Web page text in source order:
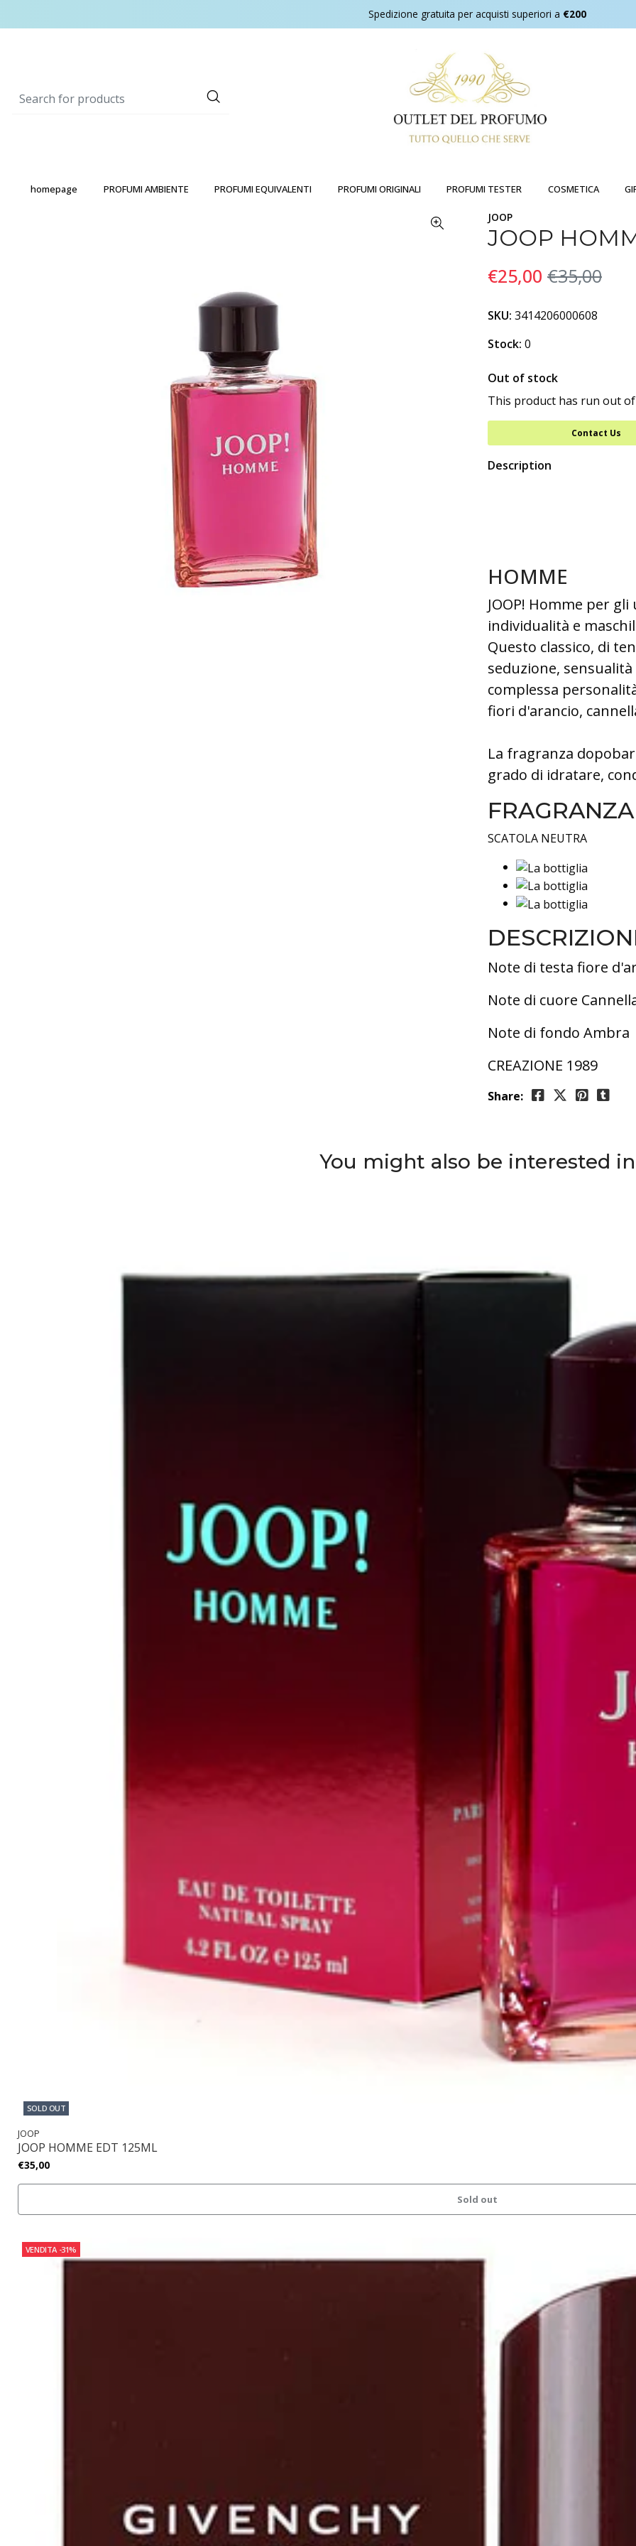
Spedizione gratuita per acquisti superiori a €200
homepage PROFUMI AMBIENTE PROFUMI EQUIVALENTI PROFUMI ORIGINALI PROFUMI TESTER COSMETICA
JOOP
JOOP
€25,00 €35,00
SKU: 3414206000608
Stock: 0
Out of stock
This product has run out
Contact Us
Description
HOMME
JOOP! Homme per
individualità e
Questo classico, di
seduzione, sensualità
complessa
fiori d'arancio,
La fragranza
grado di idratare,
SCATOLA NEUTRA
Note di testa fiore
Note di cuore
Note di fondo Ambra
CREAZIONE 1989
Share:
You might also be interested in
SOLD OUT
JOOP
JOOP HOMME EDT 125ML
€35,00
Sold out
VENDITA -31%